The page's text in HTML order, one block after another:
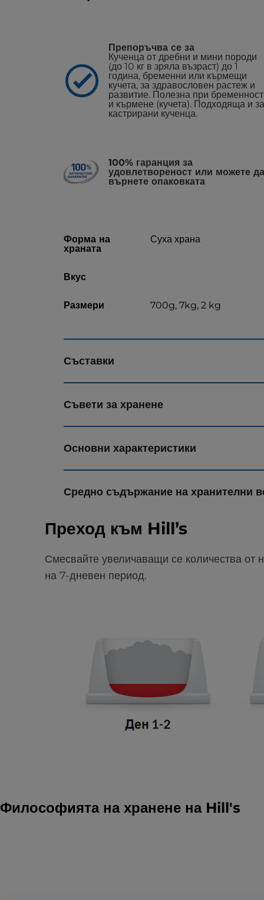
Препоръчва се за
Кученца от дребни и мини породи
(до 10 кг в зряла възраст) до 1
година, бременни или кърмещи
кучета, за здравословен растеж и
развитие. Полезна при бременност
и кърмене (кучета). Подходяща и за
кастрирани кученца.
100% гаранция за
удовлетвореност или можете да
върнете опаковката
Форма на
храната
Суха храна
Вкус
Размери 700g, 7kg, 2 kg
Съставки
Съвети за хранене
Основни характеристики
Средно съдържание на хранителни
Преход към Hill’s
Смесвайте увеличаващи се количества
на 7-дневен период.
Философията на хранене на Hill's